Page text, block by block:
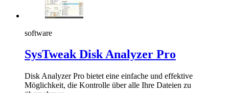
software
SysTweak Disk Analyzer Pro
Disk Analyzer Pro bietet eine einfache und effektive
Möglichkeit, die Kontrolle über alle Ihre Dateien zu